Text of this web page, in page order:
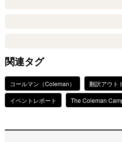
関連タグ
コールマン（Coleman）
翻訳アウト
イベントレポート
The Coleman